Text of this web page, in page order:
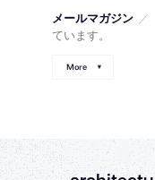
メールマガジン ／
ています。
More